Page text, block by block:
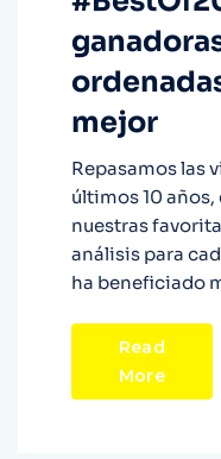
mejor
Repasamos las
últimos 10
nuestras
análisis para
ha beneficiado
Read
More